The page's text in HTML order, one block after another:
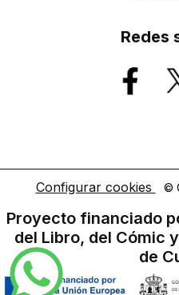
Redes
Configurar cookies ©
Proyecto financiado
del Libro, del Cómic
de